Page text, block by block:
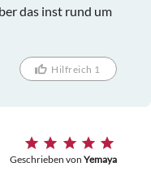
das inst rund um
Hilfreich 1
Geschrieben von Yemaya